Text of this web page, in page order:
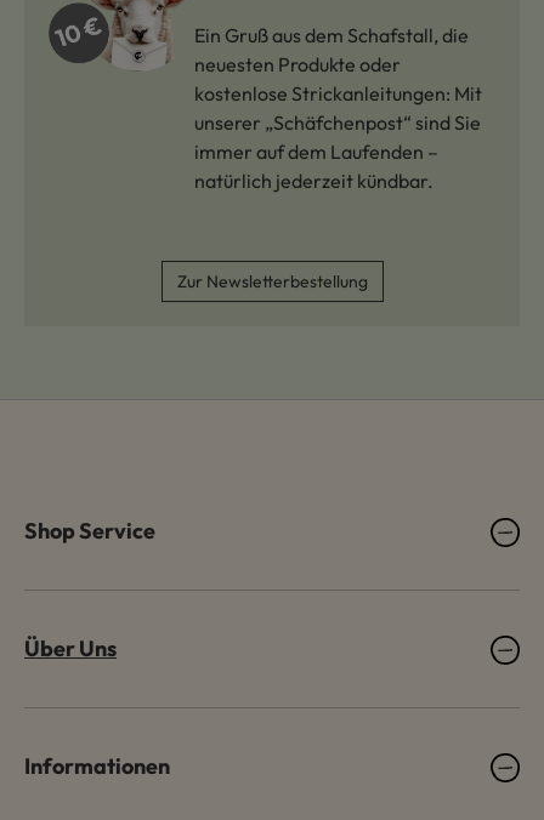
Ein Gruß aus dem Schafstall, die
neuesten Produkte oder
kostenlose Strickanleitungen: Mit
unserer „Schäfchenpost“ sind Sie
immer auf dem Laufenden –
natürlich jederzeit kündbar.
Zur Newsletterbestellung
Shop Service
Über Uns
Informationen